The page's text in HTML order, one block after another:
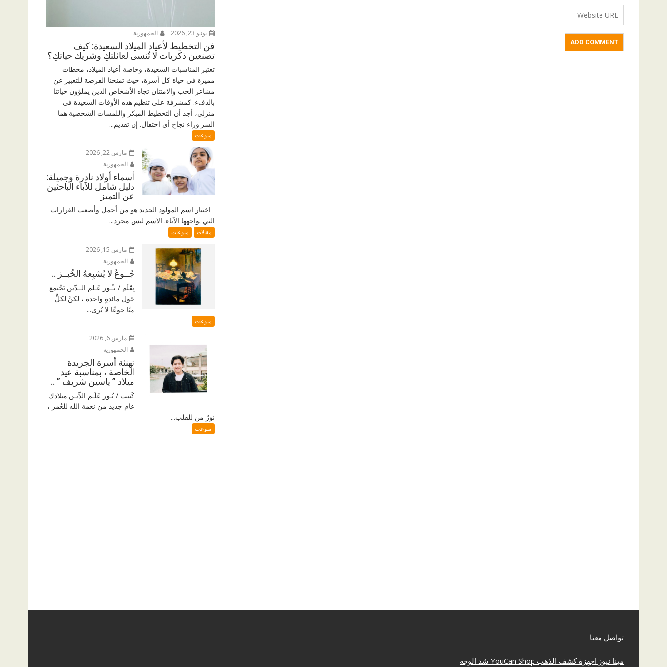
يونيو 23, 2026 الجمهورية
فن التخطيط لأعياد الميلاد السعيدة: كيف
تصنعين ذكريات لا تُنسى لعائلتكِ وشريك حياتكِ؟
تعتبر المناسبات السعيدة، وخاصة أعياد الميلاد، محطات
مميزة في حياة كل أسرة، حيث تمنحنا الفرصة للتعبير عن
مشاعر الحب والامتنان تجاه الأشخاص الذين يملؤون حياتنا
بالدفء. كمشرفة على تنظيم هذه الأوقات السعيدة في
منزلي، أجد أن التخطيط المبكر واللمسات الشخصية هما
السر وراء نجاح أي احتفال. إن تقديم...
منوعات
مارس 22, 2026
الجمهورية
أسماء أولاد نادرة وجميلة:
دليل شامل للآباء الباحثين
عن التميز
اختيار اسم المولود الجديد هو من أجمل وأصعب القرارات
التي يواجهها الآباء. الاسم ليس مجرد...
مقالات منوعات
مارس 15, 2026
الجمهورية
جُــوعٌ لا يُشبِعهُ الخُبــز ..
بِقَلَم / نـُـور عَـلم الــدّين نَجْتمع
حَول مائدةٍ واحدة ، لكنَّ لكلٍّ
منّا جوعًا لا يُرى...
منوعات
مارس 6, 2026
الجمهورية
تهنئة أسرة الجريدة
الخاصة ، بمناسبة عيد
ميلاد ” ياسين شريف ” ..
كَتبت / نُـور عَلَـم الدِّيـن ميلادك
عام جديد من نعمة الله للعُمر ،
نورٌ من للقلب...
منوعات
تواصل معنا
مينا نيوز اجهزة كشف الذهب YouCan Shop شد الوجه